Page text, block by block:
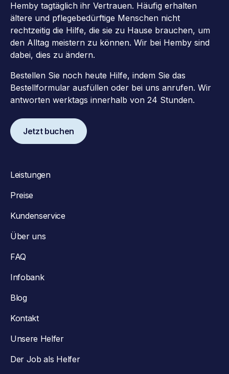
Hemby tagtäglich ihr Vertrauen. Häufig erhalten
ältere und pflegebedürftige Menschen nicht
rechtzeitig die Hilfe, die sie zu Hause brauchen, um
den Alltag meistern zu können. Wir bei Hemby sind
dabei, dies zu ändern.
Bestellen Sie noch heute Hilfe, indem Sie das
Bestellformular ausfüllen oder bei uns anrufen. Wir
antworten werktags innerhalb von 24 Stunden.
Jetzt buchen
Leistungen
Preise
Kundenservice
Über uns
FAQ
Infobank
Blog
Kontakt
Unsere Helfer
Der Job als Helfer